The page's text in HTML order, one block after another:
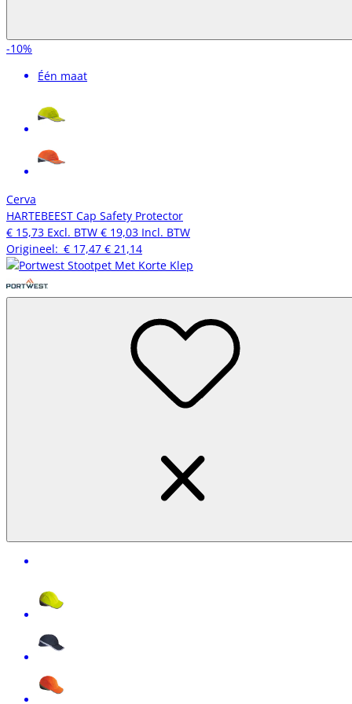
-10%
Één maat
Cerva
HARTEBEEST Cap Safety Protector
€ 15,73 Excl. BTW € 19,03 Incl. BTW
Origineel: € 17,47 € 21,14